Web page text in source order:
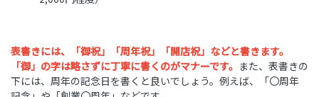
表書きには、「御祝」「周年祝」「開店祝」などと書きます。
「御」の字は略さずに丁寧に書くのがマナーです。 また、表書きの
下には、周年の記念日を書くと良いでしょう。例えば、「〇周年